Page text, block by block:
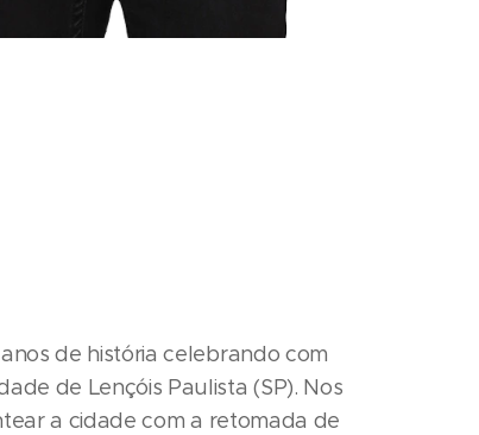
de história celebrando com
de Lençóis Paulista (SP). Nos
a cidade com a retomada de